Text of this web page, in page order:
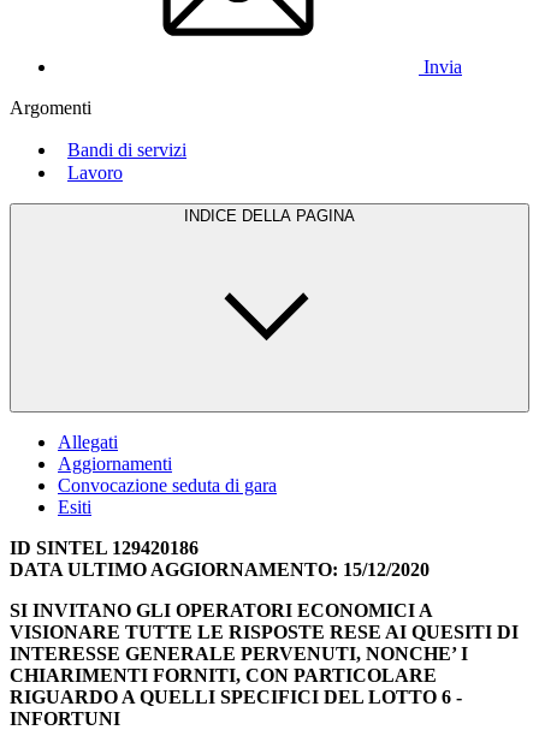
Invia
Argomenti
Bandi di servizi
Lavoro
INDICE DELLA PAGINA
Allegati
Aggiornamenti
Convocazione seduta di gara
Esiti
ID SINTEL 129420186
DATA ULTIMO AGGIORNAMENTO: 15/12/2020
SI INVITANO GLI OPERATORI ECONOMICI A
VISIONARE TUTTE LE RISPOSTE RESE AI QUESITI DI
INTERESSE GENERALE PERVENUTI, NONCHE’ I
CHIARIMENTI FORNITI, CON PARTICOLARE
RIGUARDO A QUELLI SPECIFICI DEL LOTTO 6 -
INFORTUNI